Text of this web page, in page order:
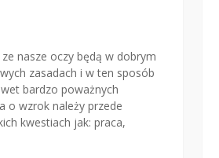
nasze oczy będą w dobrym
zasadach i w ten sposób
bardzo poważnych
o wzrok należy przede
kwestiach jak: praca,